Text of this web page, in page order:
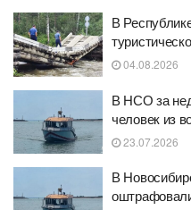
В
04.08.2026
В НСО за
человек из
23.07.2026
В